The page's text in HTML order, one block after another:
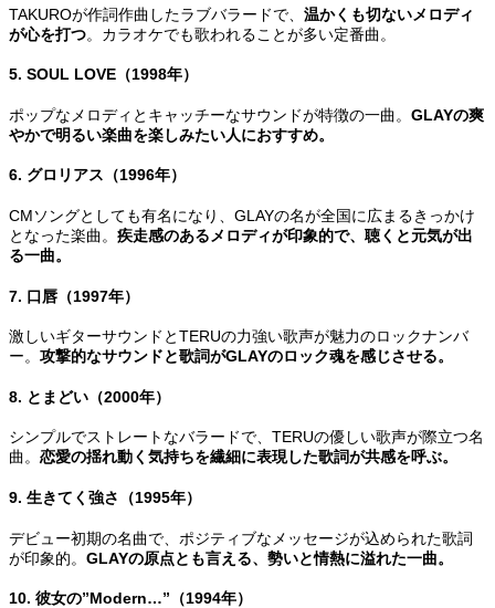
TAKUROが作詞作曲したラブバラードで、 温かくも切ないメロディ
が心を打つ。カラオケでも歌われることが多い定番曲。
5. SOUL LOVE（1998年）
ポップなメロディとキャッチーなサウンドが特徴の一曲。 GLAYの爽
やかで明るい楽曲を楽しみたい人におすすめ。
6. グロリアス（1996年）
CMソングとしても有名になり、GLAYの名が全国に広まるきっかけ
となった楽曲。 疾走感のあるメロディが印象的で、聴くと元気が出
る一曲。
7. 口唇（1997年）
激しいギターサウンドとTERUの力強い歌声が魅力のロックナンバ
ー。 攻撃的なサウンドと歌詞がGLAYのロック魂を感じさせる。
8. とまどい（2000年）
シンプルでストレートなバラードで、TERUの優しい歌声が際立つ名
曲。 恋愛の揺れ動く気持ちを繊細に表現した歌詞が共感を呼ぶ。
9. 生きてく強さ（1995年）
デビュー初期の名曲で、ポジティブなメッセージが込められた歌詞
が印象的。 GLAYの原点とも言える、勢いと情熱に溢れた一曲。
10. 彼女の”Modern…”（1994年）